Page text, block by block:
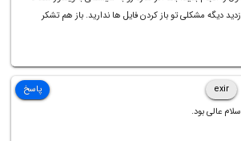
زدید دیگه مشکلی تو باز کردن فایل ها ندارید. باز هم تشکر
exir
سلام عالی بود.
پاسخ